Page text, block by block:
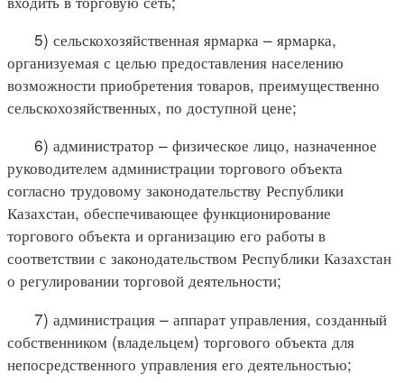
5) сельскохозяйственная ярмарка – ярмарка,
организуемая с целью предоставления населению
возможности приобретения товаров, преимущественно
сельскохозяйственных, по доступной цене;
6) администратор – физическое лицо, назначенное
руководителем администрации торгового объекта
согласно трудовому законодательству Республики
Казахстан, обеспечивающее функционирование
торгового объекта и организацию его работы в
соответствии с законодательством Республики Казахстан
о регулировании торговой деятельности;
7) администрация – аппарат управления, созданный
собственником (владельцем) торгового объекта для
непосредственного управления его деятельностью;